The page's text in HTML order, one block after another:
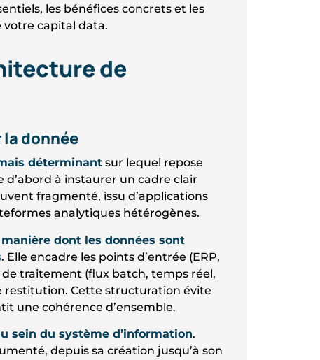
les bénéfices concrets et les
capital data.
de
donnée
déterminantsur lequel repose
à instaurer un cadre clair
fragmenté, issu d’applications
analytiques hétérogènes.
dont les données sont
. Elle encadre les points d’entrée (ERP,
de traitement (flux batch, temps réel,
restitution. Cette structuration évite
une cohérence d’ensemble.
sein du système d’information.
depuis sa création jusqu’à son